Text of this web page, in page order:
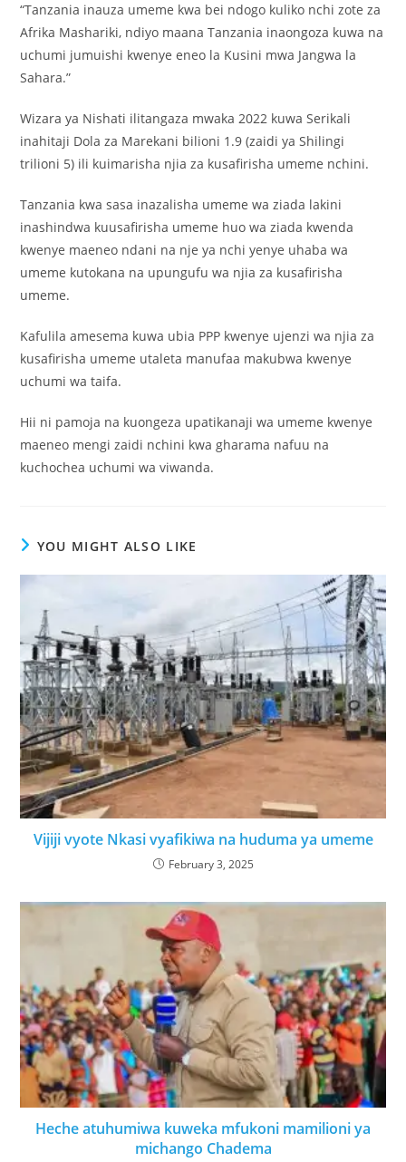
“Tanzania inauza umeme kwa bei ndogo kuliko nchi zote za
Afrika Mashariki, ndiyo maana Tanzania inaongoza kuwa na
uchumi jumuishi kwenye eneo la Kusini mwa Jangwa la
Sahara.”
Wizara ya Nishati ilitangaza mwaka 2022 kuwa Serikali
inahitaji Dola za Marekani bilioni 1.9 (zaidi ya Shilingi
trilioni 5) ili kuimarisha njia za kusafirisha umeme nchini.
Tanzania kwa sasa inazalisha umeme wa ziada lakini
inashindwa kuusafirisha umeme huo wa ziada kwenda
kwenye maeneo ndani na nje ya nchi yenye uhaba wa
umeme kutokana na upungufu wa njia za kusafirisha
umeme.
Kafulila amesema kuwa ubia PPP kwenye ujenzi wa njia za
kusafirisha umeme utaleta manufaa makubwa kwenye
uchumi wa taifa.
Hii ni pamoja na kuongeza upatikanaji wa umeme kwenye
maeneo mengi zaidi nchini kwa gharama nafuu na
kuchochea uchumi wa viwanda.
YOU MIGHT ALSO LIKE
Vijiji vyote Nkasi vyafikiwa na huduma ya umeme
February 3, 2025
Heche atuhumiwa kuweka mfukoni mamilioni ya
michango Chadema